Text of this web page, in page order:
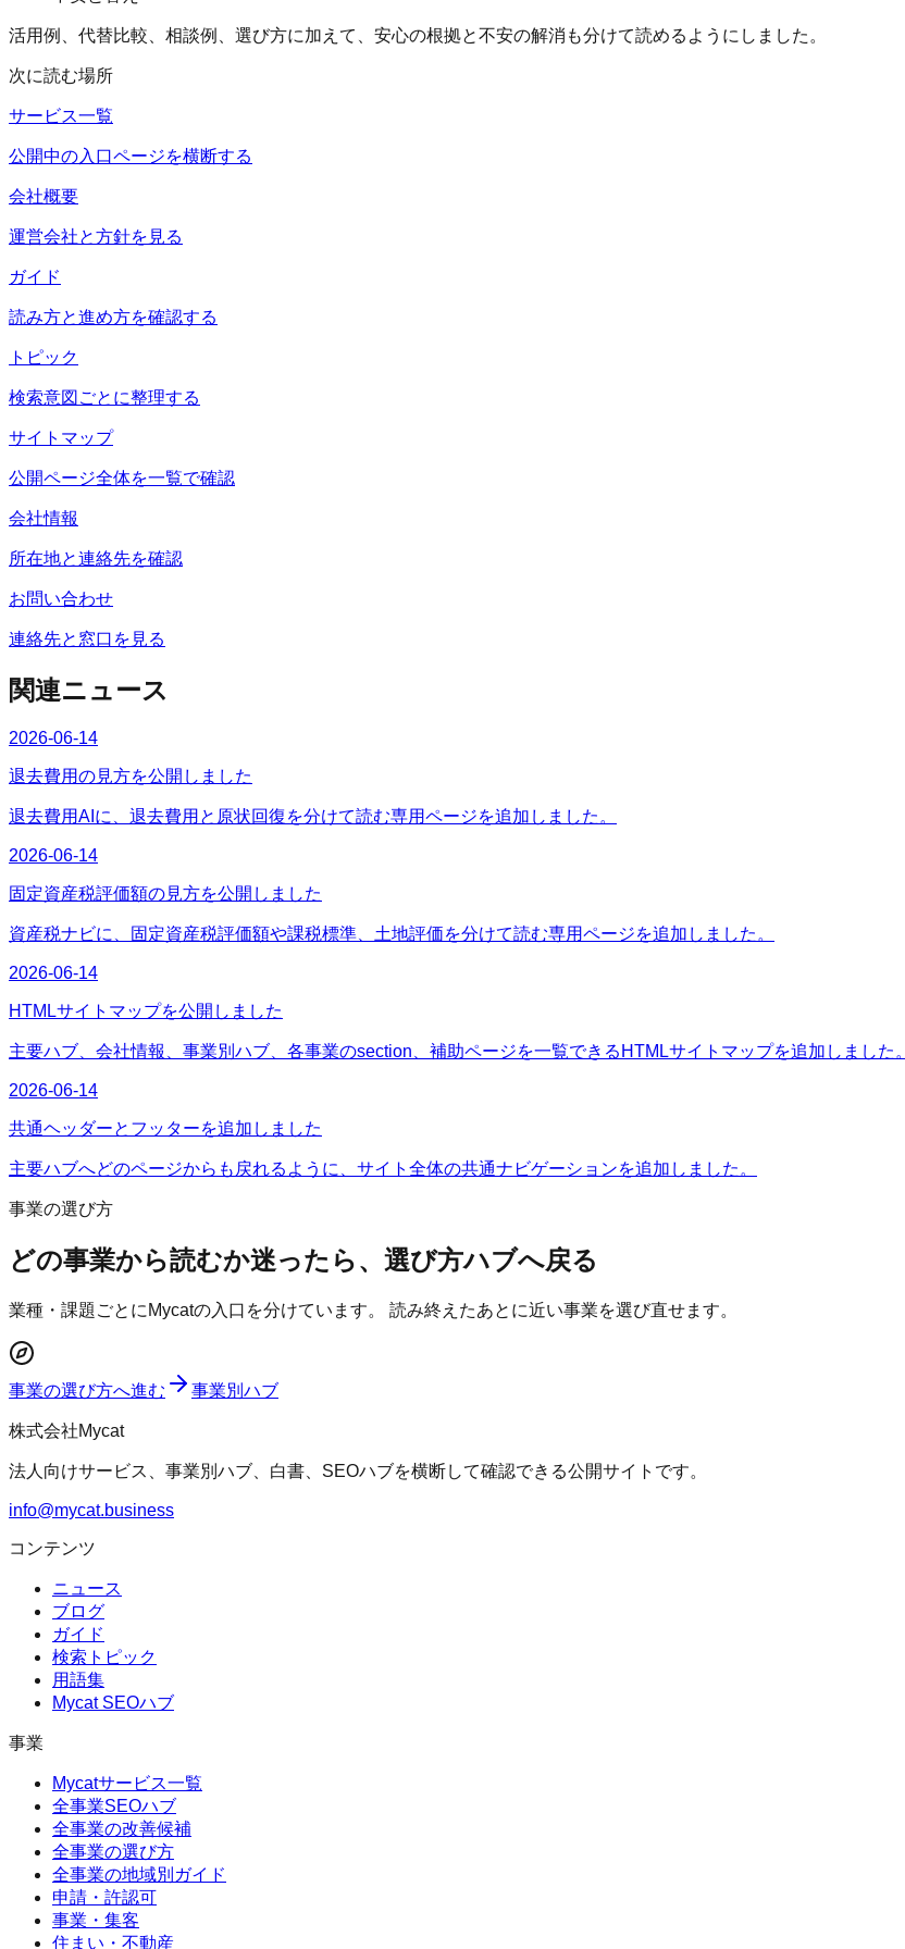
活用例、代替比較、相談例、選び方に加えて、安心の根拠と不安の解消も分けて読めるようにしました。
次に読む場所
サービス一覧
公開中の入口ページを横断する
会社概要
運営会社と方針を見る
ガイド
読み方と進め方を確認する
トピック
検索意図ごとに整理する
サイトマップ
公開ページ全体を一覧で確認
会社情報
所在地と連絡先を確認
お問い合わせ
連絡先と窓口を見る
関連ニュース
2026-06-14
退去費用の見方を公開しました
退去費用AIに、退去費用と原状回復を分けて読む専用ページを追加しました。
2026-06-14
固定資産税評価額の見方を公開しました
資産税ナビに、固定資産税評価額や課税標準、土地評価を分けて読む専用ページを追加しました。
2026-06-14
HTMLサイトマップを公開しました
主要ハブ、会社情報、事業別ハブ、各事業のsection、補助ページを一覧できるHTMLサイトマップを追加しました。
2026-06-14
共通ヘッダーとフッターを追加しました
主要ハブへどのページからも戻れるように、サイト全体の共通ナビゲーションを追加しました。
事業の選び方
どの事業から読むか迷ったら、選び方ハブへ戻る
業種・課題ごとにMycatの入口を分けています。 読み終えたあとに近い事業を選び直せます。
事業の選び方へ進む 事業別ハブ
株式会社Mycat
法人向けサービス、事業別ハブ、白書、SEOハブを横断して確認できる公開サイトです。
info@mycat.business
コンテンツ
ニュース
ブログ
ガイド
検索トピック
用語集
Mycat SEOハブ
事業
Mycatサービス一覧
全事業SEOハブ
全事業の改善候補
全事業の選び方
全事業の地域別ガイド
申請・許認可
事業・集客
住まい・不動産